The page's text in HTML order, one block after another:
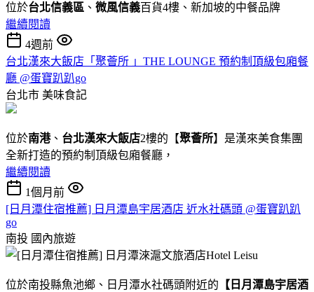
位於台北信義區 、 微風信義百貨4樓、新加坡的中餐品牌
繼續閱讀
4週前
台北漢來大飯店「聚薈所 」THE LOUNGE 預約制頂級包廂餐
廳 @蛋寶趴趴go
台北市 美味食記
位於南港、 台北漢來大飯店2樓的【聚薈所】是漢來美食集團
全新打造的預約制頂級包廂餐廳，
繼續閱讀
1個月前
[日月潭住宿推薦] 日月潭島宇居酒店 近水社碼頭 @蛋寶趴趴
go
南投 國內旅遊
位於南投縣魚池鄉、日月潭水社碼頭附近的 【日月潭島宇居酒